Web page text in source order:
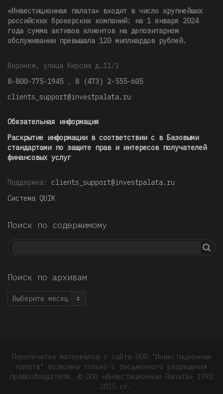
«Инвестиционная палата» входит в число крупнейших
российских брокерских компаний: на 1 января 2024
года сумма активов клиентов на депозитарном
обслуживании превышала 120 миллиардов рублей.
Воронеж, улица Кирова д.11/1
8-800-775-1945 , 8 (473) 2-555-605
clients_support@investpalata.ru
Обязательная информация
Раскрытие информации в соответствии с в Базовыми
стандартами по защите прав и интересов получателей
финансовых услуг
Поддержка: clients_support@investpalata.ru
Система QUIK
Поиск по содержимому
Поиск по архивам
Поиск
Перепечатка материалов с сайта ООО "Инвестиционная
палата" возможна только с письменного разрешения
правообладателя. © OOO «Инвестиционная Палата» 1992
- 2025 гг.